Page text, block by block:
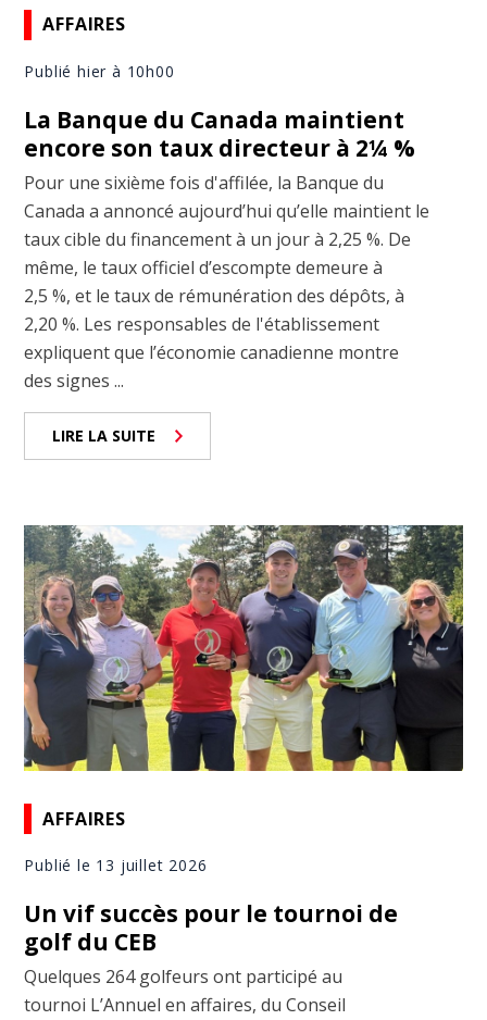
AFFAIRES
Publié hier à 10h00
La Banque du Canada maintient
encore son taux directeur à 2¼ %
Pour une sixième fois d'affilée, la Banque du
Canada a annoncé aujourd’hui qu’elle maintient le
taux cible du financement à un jour à 2,25 %. De
même, le taux officiel d’escompte demeure à
2,5 %, et le taux de rémunération des dépôts, à
2,20 %. Les responsables de l'établissement
expliquent que l’économie canadienne montre
des signes ...
LIRE LA SUITE
AFFAIRES
Publié le 13 juillet 2026
Un vif succès pour le tournoi de
golf du CEB
Quelques 264 golfeurs ont participé au
tournoi L’Annuel en affaires, du Conseil